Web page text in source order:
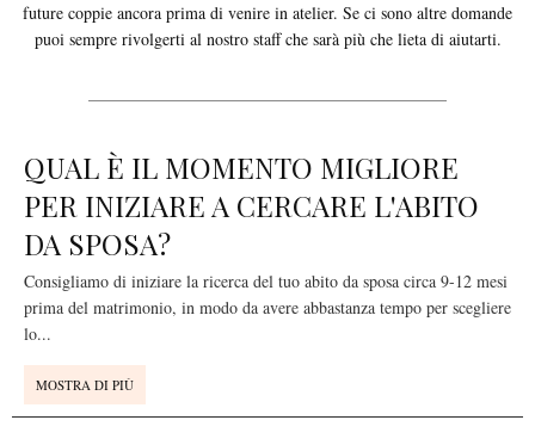
future coppie ancora prima di venire in atelier. Se ci sono altre domande
puoi sempre rivolgerti al nostro staff che sarà più che lieta di aiutarti.
QUAL È IL MOMENTO MIGLIORE
PER INIZIARE A CERCARE L'ABITO
DA SPOSA?
Consigliamo di iniziare la ricerca del tuo abito da sposa circa 9-12 mesi
prima del matrimonio, in modo da avere abbastanza tempo per scegliere
lo...
MOSTRA DI PIÙ